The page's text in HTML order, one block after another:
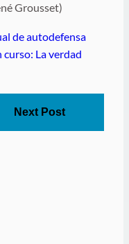
Grousset)
de autodefensa
La verdad
Next Post